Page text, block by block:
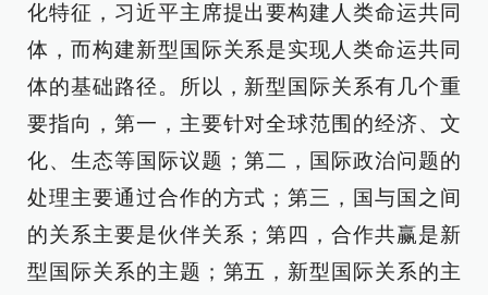
化特征，习近平主席提出要构建人类命运共同
体，而构建新型国际关系是实现人类命运共同
体的基础路径。所以，新型国际关系有几个重
要指向，第一，主要针对全球范围的经济、文
化、生态等国际议题；第二，国际政治问题的
处理主要通过合作的方式；第三，国与国之间
的关系主要是伙伴关系；第四，合作共赢是新
型国际关系的主题；第五，新型国际关系的主